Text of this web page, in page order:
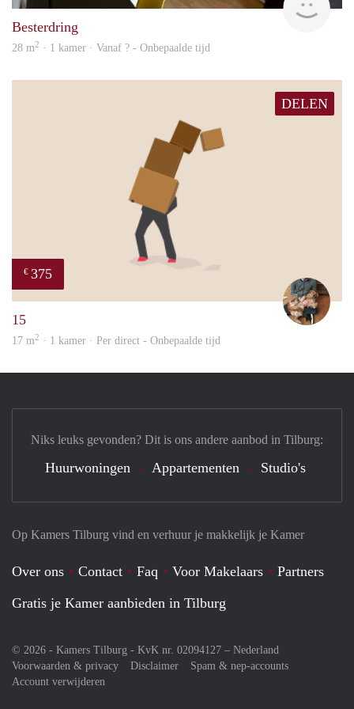
Besterdring
28 m2 · 1 kamer · Vanaf ? - Onbepaalde tijd
DELEN
€ 375
15
17 m2 · 1 kamer · Per direct - Onbepaalde tijd
Op Kamers Tilburg vind en verhuur je makkelijk je Kamer
Over ons Contact Faq Voor Makelaars
Partners
Gratis je Kamer aanbieden in Tilburg
© 2026 - Kamers Tilburg - KvK nr. 02094127 – Nederland
Voorwaarden & privacy
Disclaimer
Spam & nep-accounts
Account verwijderen
Niks leuks gevonden? Dit is ons andere aanbod in Tilburg:
Huurwoningen Appartementen Studio's